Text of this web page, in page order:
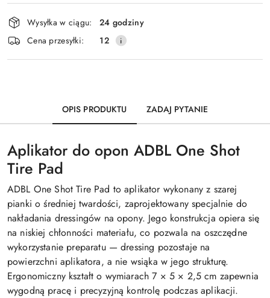
Wyślij
Dostępność
i
dostawa
Wysyłka w ciągu:
24 godziny
Cena przesyłki:
12
OPIS PRODUKTU ZADAJ PYTANIE
Aplikator do opon ADBL One Shot
Tire Pad
ADBL One Shot Tire Pad to aplikator wykonany z szarej
pianki o średniej twardości, zaprojektowany specjalnie do
nakładania dressingów na opony. Jego konstrukcja opiera się
na niskiej chłonności materiału, co pozwala na oszczędne
wykorzystanie preparatu — dressing pozostaje na
powierzchni aplikatora, a nie wsiąka w jego strukturę.
Ergonomiczny kształt o wymiarach 7 × 5 × 2,5 cm zapewnia
wygodną pracę i precyzyjną kontrolę podczas aplikacji.